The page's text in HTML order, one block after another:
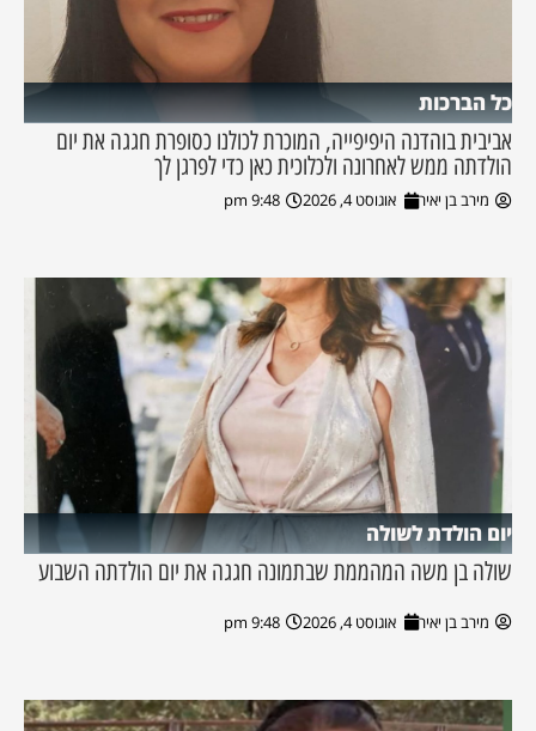
כל הברכות
אביבית בוהדנה היפיפייה, המוכרת לכולנו כסופרת חגגה את יום
הולדתה ממש לאחרונה ולכלוכית כאן כדי לפרגן לך
מירב בן יאיר אוגוסט 4, 2026 9:48 pm
יום הולדת לשולה
שולה בן משה המהממת שבתמונה חגגה את יום הולדתה השבוע
מירב בן יאיר אוגוסט 4, 2026 9:48 pm